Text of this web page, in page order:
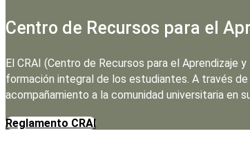
Centro de Recursos para el
El CRAI (Centro de Recursos para el
formación integral de los estudiantes. A través
acompañamiento a la comunidad universitaria en
Reglamento CRAI